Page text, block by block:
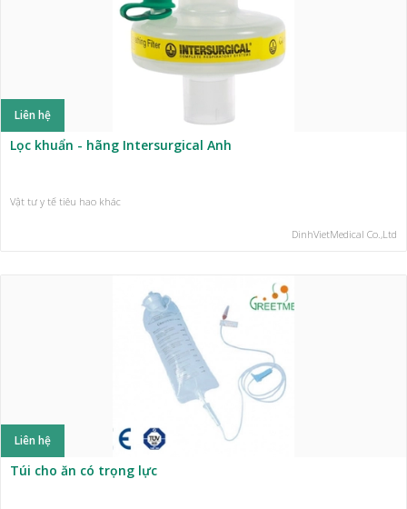
Liên hệ
Lọc khuẩn - hãng Intersurgical Anh
Vật tư y tế tiêu hao khác
DinhVietMedical Co.,Ltd
Liên hệ
Túi cho ăn có trọng lực